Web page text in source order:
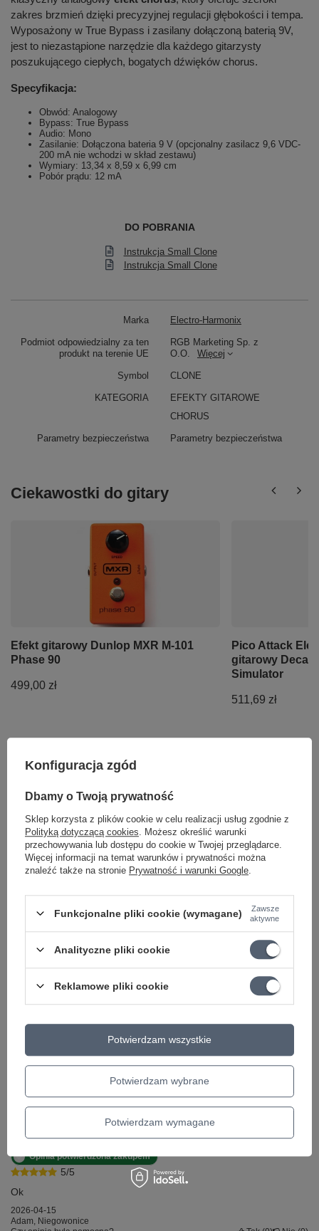
zakres brzmień dzięki precyzyjnej regulacji głębokości i tempa.
Wyposażony w True Bypass i zasilany dołączoną baterią 9V,
jest to niezastąpione narzędzie dla każdego gitarzysty
poszukującego ciepłych, bogatych dźwięków chorus.
Specyfikacja:
Obwód: Analogowy
Bypass: True Bypass
Audio: Mono
Zasilanie: Dołączona bateria 9 V (opcjonalny zasilacz 9,6 VDC-
200 mA nie wchodzi w skład zestawu)
Wymiary: 13,34 x 8,59 x 6,99 cm
Pobór prądu: 12 mA
DO POBRANIA
Instrukcja Small Clone
Instrukcja Small Clone
Marka Electro-Harmonix
Podmiot odpowiedzialny za ten
produkt na terenie UE
RGB Marketing Sp. z
O.O.
Więcej
Symbol CLONE
KATEGORIA
EFEKTY GITAROWE
CHORUS
Parametry bezpieczeństwa Parametry bezpieczeństwa
Ciekawostki do gitary
Efekt gitarowy Dunlop MXR M-101
Phase 90
499,00 zł
Pico Attack
gitarowy Decay
Simulator
511,69 zł
Potrzebujesz pomocy? Masz pytania?
najciekawsze pytania i odpowiedzi publikując
dla innych.
Zadaj pytanie
Opinie o Small Clone Electro Harmonix
efekt gitarowy Chorus
5.00
Liczba wystawionych opinii: 1
Napisz swoją opinię
Za opinię otrzymasz
w naszym programie lojalnościowym.
Kliknij ocenę aby filtrować opinie
5/5
Opinia potwierdzona zakupem
Ok
2026-04-15
Adam, Niegowonice
Konfiguracja zgód
Dbamy o Twoją prywatność
Sklep korzysta z plików cookie w celu realizacji usług zgodnie z
Polityką dotyczącą cookies . Możesz określić warunki
przechowywania lub dostępu do cookie w Twojej przeglądarce.
Więcej informacji na temat warunków i prywatności można
znaleźć także na stronie Prywatność i warunki Google
Funkcjonalne pliki cookie (wymagane)
Zawsze
aktywne
Analityczne pliki cookie
Reklamowe pliki cookie
Potwierdzam wybrane
Potwierdzam wymagane
Potwierdzam wszystkie